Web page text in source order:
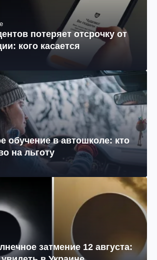
потеряет отсрочку от
кого касается
обучение в автошколе: кто
на льготу
затмение 12 августа: